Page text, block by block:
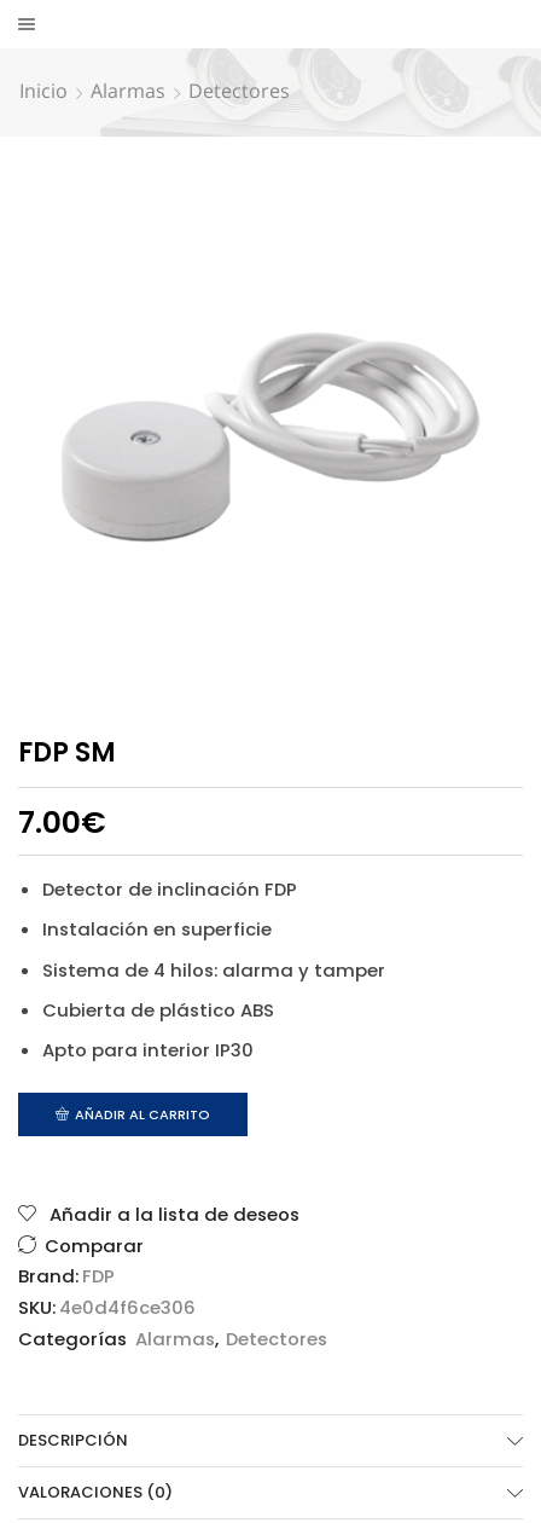
Inicio Alarmas Detectores
FDP SM
7.00€
Detector de inclinación FDP
Instalación en superficie
Sistema de 4 hilos: alarma y tamper
Cubierta de plástico ABS
Apto para interior IP30
AÑADIR AL CARRITO
Añadir a la lista de deseos
Comparar
Brand:FDP
SKU:4e0d4f6ce306
Categorías Alarmas, Detectores
DESCRIPCIÓN
VALORACIONES (0)